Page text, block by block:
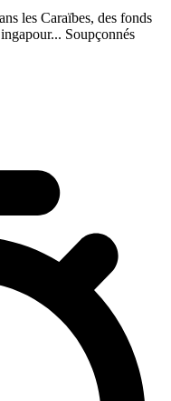
les Caraïbes, des fonds
Soupçonnés